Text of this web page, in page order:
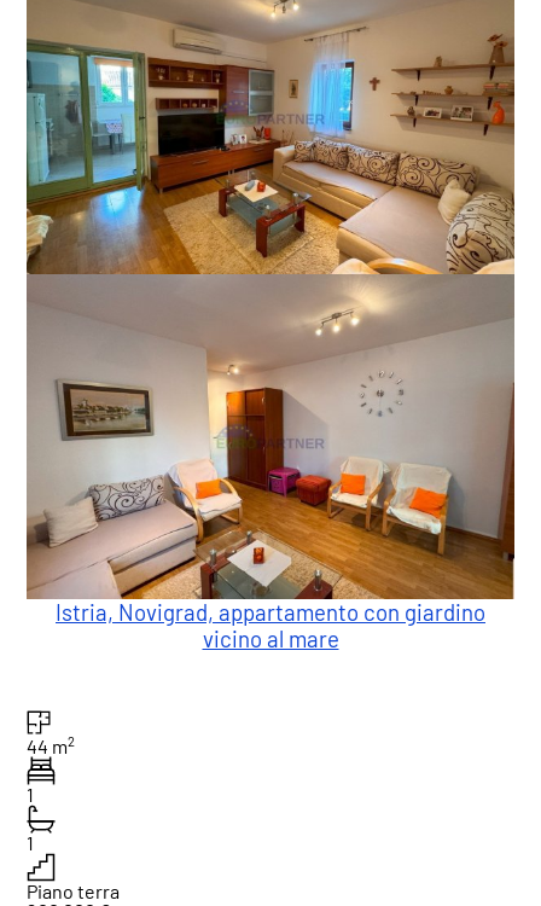
Istria, Novigrad, appartamento con giardino
vicino al mare
44 m2
1
1
Piano terra